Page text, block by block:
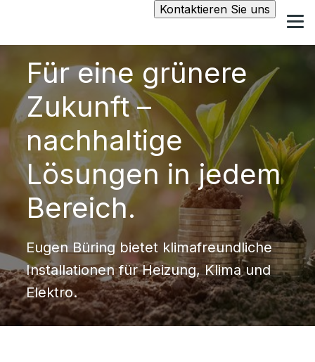
Kontaktieren Sie uns
Für eine grünere
Zukunft –
nachhaltige
Lösungen in jedem
Bereich.
Eugen Büring bietet klimafreundliche
Installationen für Heizung, Klima und
Elektro.